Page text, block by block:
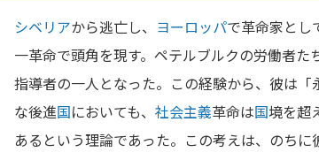
シベリアから逃亡し、 ヨーロッパで革命家とし
一革命で頭角を現す。ペテルブルクの労働者
指導者の一人となった。この経験から、彼は「
な後進国においても、 社会主義革命は国境を超
あるという理論であった。この考えは、のちに